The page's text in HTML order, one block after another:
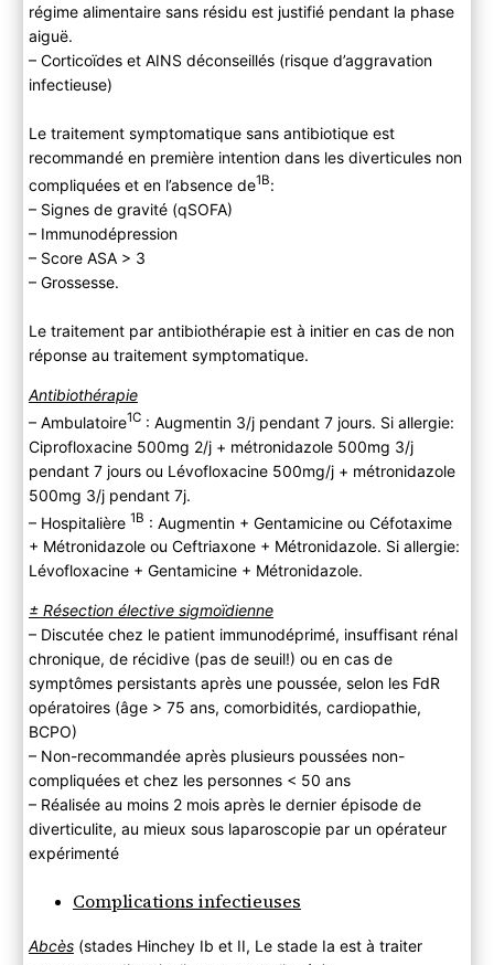
régime alimentaire sans résidu est justifié pendant la phase
aiguë.
– Corticoïdes et AINS déconseillés (risque d’aggravation
infectieuse)
Le traitement symptomatique sans antibiotique est
recommandé en première intention dans les diverticules non
compliquées et en l’absence de1B:
– Signes de gravité (qSOFA)
– Immunodépression
– Score ASA > 3
– Grossesse.
Le traitement par antibiothérapie est à initier en cas de non
réponse au traitement symptomatique.
Antibiothérapie
– Ambulatoire1C: Augmentin 3/j pendant 7 jours. Si allergie:
Ciprofloxacine 500mg 2/j + métronidazole 500mg 3/j
pendant 7 jours ou Lévofloxacine 500mg/j + métronidazole
500mg 3/j pendant 7j.
– Hospitalière 1B : Augmentin + Gentamicine ou Céfotaxime
+ Métronidazole ou Ceftriaxone + Métronidazole. Si allergie:
Lévofloxacine + Gentamicine + Métronidazole.
± Résection élective sigmoïdienne
– Discutée chez le patient immunodéprimé, insuffisant rénal
chronique, de récidive (pas de seuil!) ou en cas de
symptômes persistants après une poussée, selon les FdR
opératoires (âge > 75 ans, comorbidités, cardiopathie,
BCPO)
– Non-recommandée après plusieurs poussées non-
compliquées et chez les personnes < 50 ans
– Réalisée au moins 2 mois après le dernier épisode de
diverticulite, au mieux sous laparoscopie par un opérateur
expérimenté
Complications infectieuses
Abcès(stades Hinchey Ib et II, Le stade Ia est à traiter